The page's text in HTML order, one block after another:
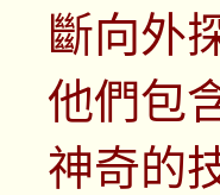
斷向外
他們包
神奇的